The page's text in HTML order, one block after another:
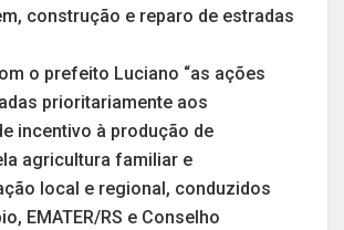
construção e reparo de estradas
o prefeito Luciano “as ações
prioritariamente aos
incentivo à produção de
agricultura familiar e
local e regional, conduzidos
EMATER/RS e Conselho